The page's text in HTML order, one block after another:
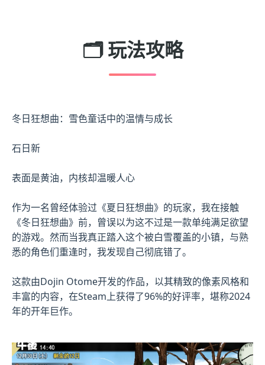
🗂️ 玩法攻略
冬日狂想曲：雪色童话中的温情与成长
石日新
表面是黄油，内核却温暖人心
作为一名曾经体验过《夏日狂想曲》的玩家，我在接触
《冬日狂想曲》前，曾误以为这不过是一款​​单纯满足欲望
的游戏​​。然而当我真正踏入这个被白雪覆盖的小镇，与熟
悉的角色们重逢时，我发现自己彻底错了。
这款由Dojin Otome开发的作品，以其精致的像素风格和
丰富的内容，在Steam上获得了​​96%的好评率​​，堪称2024
年的开年巨作。